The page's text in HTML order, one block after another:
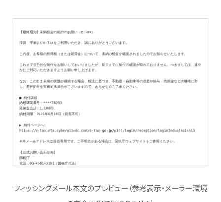
フィッシングメール本文のプレビュー（参考表示・メーラー環境